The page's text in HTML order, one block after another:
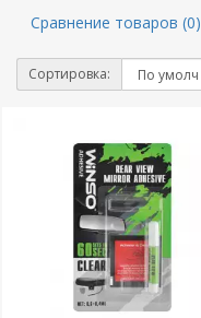
Сравнение товаров (0)
Сортировка: